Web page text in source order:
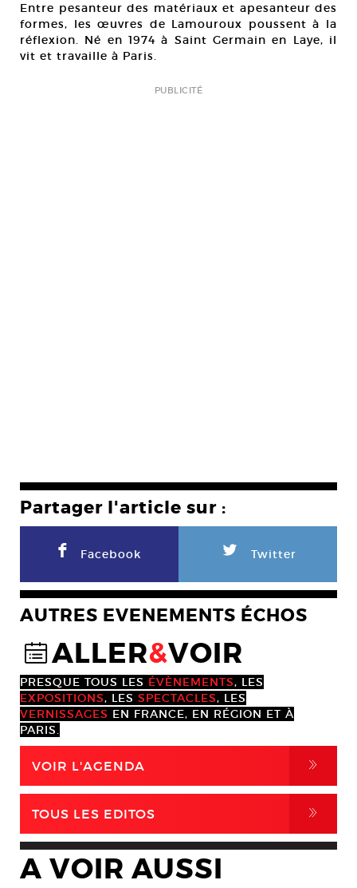
Entre pesanteur des matériaux et apesanteur des
formes, les œuvres de Lamouroux poussent à la
réflexion. Né en 1974 à Saint Germain en Laye, il
vit et travaille à Paris.
PUBLICITÉ
Partager l'article sur :
F Facebook L Twitter
AUTRES EVENEMENTS ÉCHOS
@ALLER&VOIR
PRESQUE TOUS LES ÉVÈNEMENTS, LES
EXPOSITIONS, LES SPECTACLES, LES
VERNISSAGES EN FRANCE, EN RÉGION ET À
PARIS.
VOIR L'AGENDA ,
TOUS LES EDITOS ,
A VOIR AUSSI